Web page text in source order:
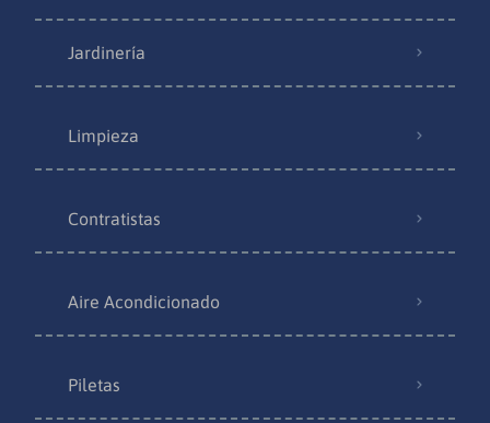
Jardinería
Limpieza
Contratistas
Aire Acondicionado
Piletas